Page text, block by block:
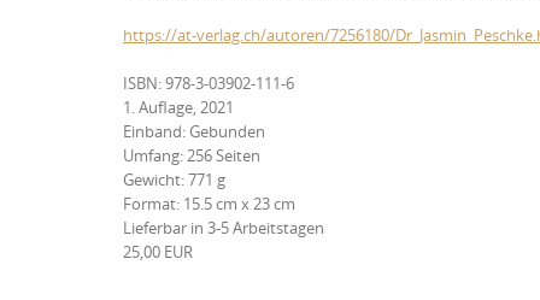
https://at-verlag.ch/autoren/7256180/
ISBN: 978-3-03902-111-6
1. Auflage, 2021
Einband: Gebunden
Umfang: 256 Seiten
Gewicht: 771 g
Format: 15.5 cm x 23 cm
Lieferbar in 3-5 Arbeitstagen
25,00 EUR